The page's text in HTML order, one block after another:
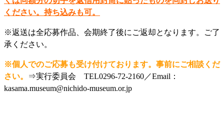
ください。 持ち込みも可。
※返送は全応募作品、会期終了後にご返却となります。ご了
承ください。
※個人でのご応募も受け付けております。事前にご相談くだ
さい。
⇒実行委員会 TEL0296-72-2160／Email：
kasama.museum@nichido-museum.or.jp